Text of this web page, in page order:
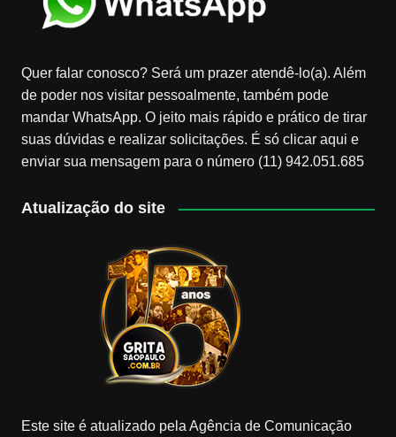
Quer falar conosco? Será um prazer atendê-lo(a). Além
de poder nos visitar pessoalmente, também pode
mandar WhatsApp. O jeito mais rápido e prático de tirar
suas dúvidas e realizar solicitações. É só clicar aqui e
enviar sua mensagem para o número (11) 942.051.685
Atualização do site
Este site é atualizado pela Agência de Comunicação